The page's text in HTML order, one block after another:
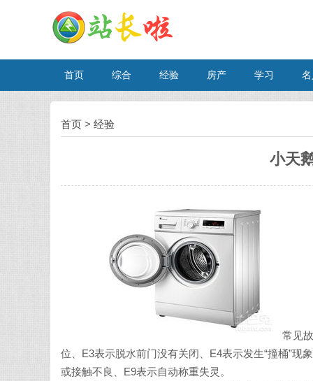
首页 综合 经验 房产 学习
首页 > 经验
小天
常见
位、E3表示脱水前门没有关闭、E4表示发生“撞桶”现
或接触不良、E9表示自动称重失灵。